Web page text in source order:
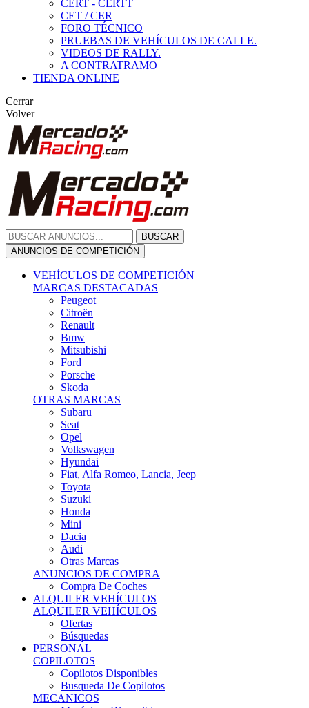
CERT - CERTT
CET / CER
FORO TÉCNICO
PRUEBAS DE VEHÍCULOS DE CALLE.
VIDEOS DE RALLY.
A CONTRATRAMO
TIENDA ONLINE
Cerrar
Volver
BUSCAR
ANUNCIOS DE COMPETICIÓN
VEHÍCULOS DE COMPETICIÓN
MARCAS DESTACADAS
Peugeot
Citroën
Renault
Bmw
Mitsubishi
Ford
Porsche
Skoda
OTRAS MARCAS
Subaru
Seat
Opel
Volkswagen
Hyundai
Fiat, Alfa Romeo, Lancia, Jeep
Toyota
Suzuki
Honda
Mini
Dacia
Audi
Otras Marcas
ANUNCIOS DE COMPRA
Compra De Coches
ALQUILER VEHÍCULOS
ALQUILER VEHÍCULOS
Ofertas
Búsquedas
PERSONAL
COPILOTOS
Copilotos Disponibles
Busqueda De Copilotos
MECANICOS